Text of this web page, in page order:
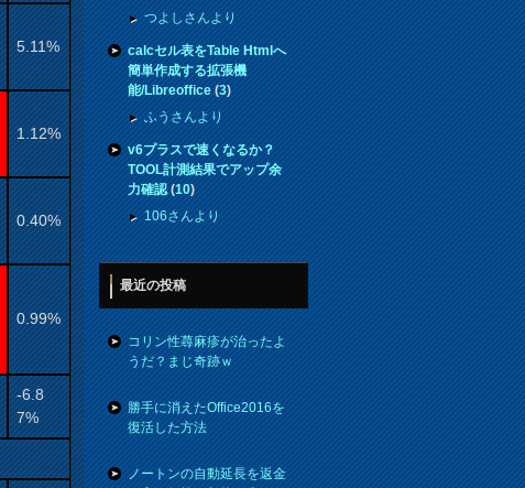
5.11%
1.12%
0.40%
0.99%
-6.8
7%
つよしさんより
calcセル表をTable Htmlへ
簡単作成する拡張機
能/Libreoffice(3)
ふうさんより
v6プラスで速くなるか？
TOOL計測結果でアップ余
力確認(10)
106さんより
最近の投稿
コリン性蕁麻疹が治ったよ
うだ？まじ奇跡ｗ
勝手に消えたOffice2016を
復活した方法
ノートンの自動延長を返金